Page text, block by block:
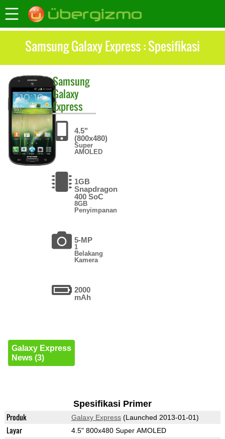
Samsung Galaxy Express : Spesifikasi
Samsung
Galaxy
Express
4.5"
(800x480)
Super
AMOLED
1GB
Snapdragon
400 SoC
8GB
Penyimpanan
5-MP
1
Belakang
Kamera
2000
mAh
Galaxy Express
News (3)
Spesifikasi Primer
Produk Galaxy Express(Launched 2013-01-01)
Layar 4.5" 800x480 Super AMOLED